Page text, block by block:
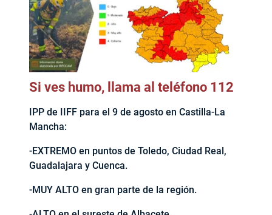
Si ves humo, llama al teléfono 112
IPP de IIFF para el 9 de agosto en Castilla-La
Mancha:
-EXTREMO en puntos de Toledo, Ciudad Real,
Guadalajara y Cuenca.
-MUY ALTO en gran parte de la región.